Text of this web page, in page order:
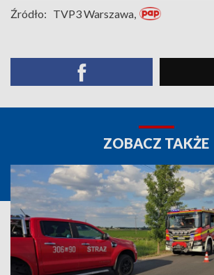
Źródło: TVP3 Warszawa,
ZOBACZ TAKŻE